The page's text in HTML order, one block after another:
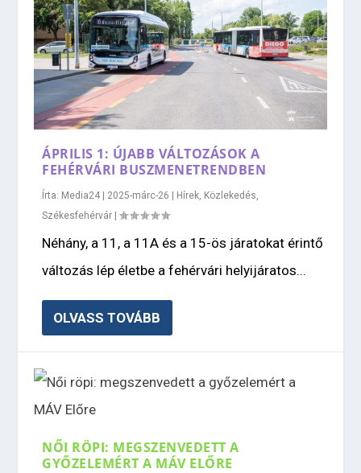
ÁPRILIS 1: ÚJABB VÁLTOZÁSOK A
FEHÉRVÁRI BUSZMENETRENDBEN
Írta: Media24 | 2025-márc-26 | Hírek Közlekedés
Székesfehérvár |
Néhány, a 11, a 11A és a 15-ös járatokat érintő
változás lép életbe a fehérvári helyijáratos...
OLVASS TOVÁBB
NŐI RÖPI: MEGSZENVEDETT A
GYŐZELEMÉRT A MÁV ELŐRE